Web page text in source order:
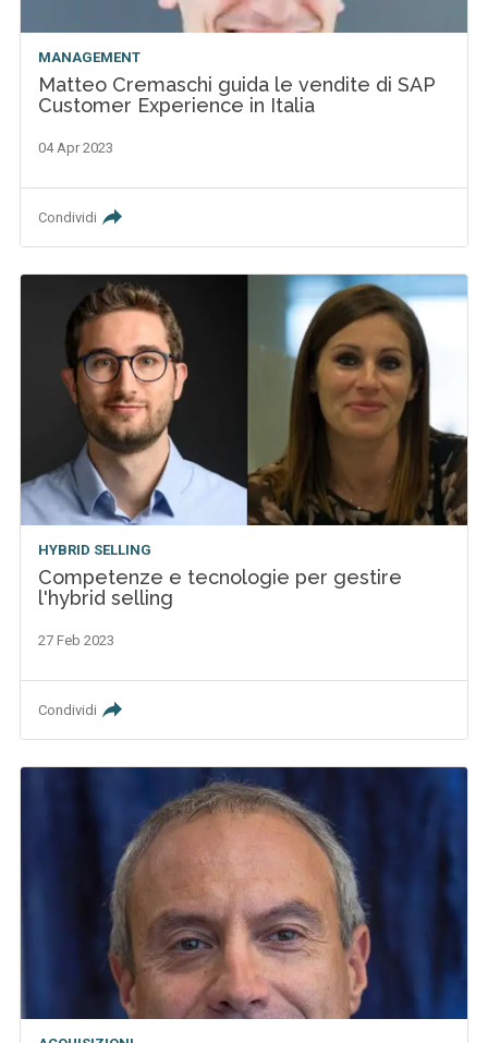
MANAGEMENT
Matteo Cremaschi guida le vendite di SAP
Customer Experience in Italia
04 Apr 2023
Condividi
HYBRID SELLING
Competenze e tecnologie per gestire
l'hybrid selling
27 Feb 2023
Condividi